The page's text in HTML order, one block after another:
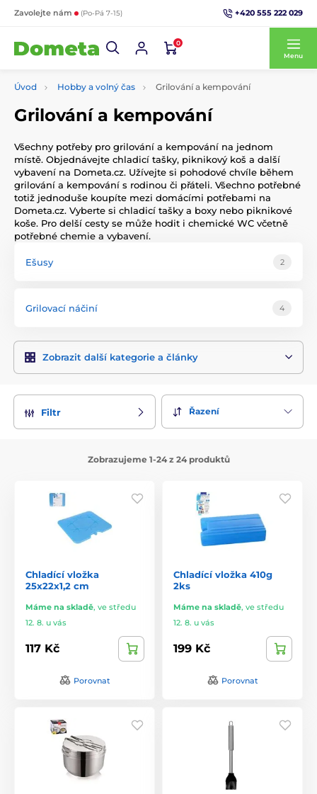
Zavolejte nám (Po-Pá 7-15) +420 555 222 029
0
Menu
Úvod Hobby a volný čas Grilování a kempování
Grilování a kempování
Všechny potřeby pro grilování a kempování na jednom
místě. Objednávejte chladicí tašky, piknikový koš a další
vybavení na Dometa.cz. Užívejte si pohodové chvíle během
grilování a kempování s rodinou či přáteli. Všechno potřebné
totiž jednoduše koupíte mezi domácími potřebami na
Dometa.cz. Vyberte si chladicí tašky a boxy nebo piknikové
koše. Pro delší cesty se může hodit i chemické WC včetně
potřebné chemie a vybavení.
Ešusy 2
Grilovací náčiní 4
Zobrazit další kategorie a články
Filtr Řazení
Zobrazujeme 1-24 z 24 produktů
Chladící vložka
25x22x1,2 cm
Máme na skladě, ve středu
12. 8. u vás
117 Kč
Porovnat
Chladící vložka 410g
2ks
Máme na skladě, ve středu
12. 8. u vás
199 Kč
Porovnat